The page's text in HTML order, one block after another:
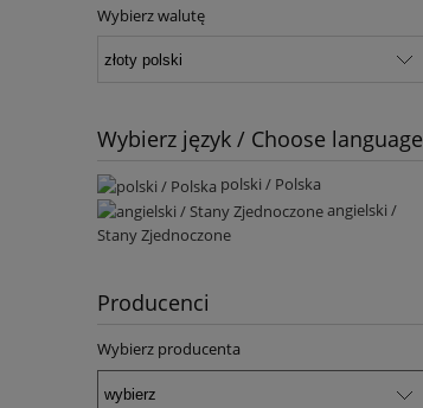
Wybierz walutę
Wybierz język / Choose language
polski / Polska
angielski /
Stany Zjednoczone
Producenci
Wybierz producenta